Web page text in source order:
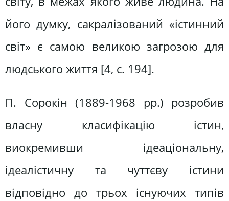
його думку, сакралізований «істинний
світ» є самою великою загрозою для
людського життя [4, c. 194].
П. Сорокін (1889-1968 рр.) розробив
власну класифікацію істин,
виокремивши ідеаціональну,
ідеалістичну та чуттєву істини
відповідно до трьох існуючих типів